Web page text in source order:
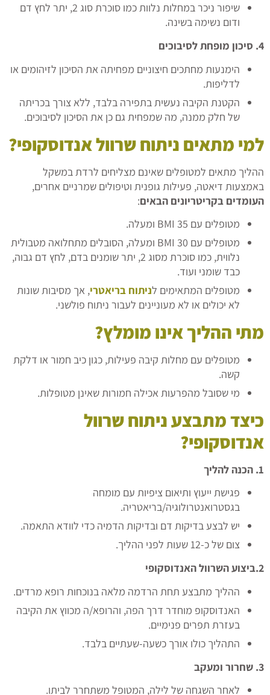
שיפור ניכר במחלות נלוות כמו סוכרת סוג 2, יתר לחץ דם
ודום נשימה בשינה.
4. סיכון מופחת לסיבוכים
הימנעות מחתכים חיצוניים מפחיתה את הסיכון לזיהומים או
לדליפות.
הקטנת הקיבה נעשית בתפירה בלבד, ללא צורך בכריתה
של חלק ממנה, מה שמפחית גם כן את הסיכון לסיבוכים.
למי מתאים ניתוח שרוול אנדוסקופי?
ההליך מתאים למטופלים שאינם מצליחים לרדת במשקל
באמצעות דיאטה, פעילות גופנית וטיפולים שמרניים אחרים,
העומדים בקריטריונים הבאים:
מטופלים עם BMI 35 ומעלה.
מטופלים עם BMI 30 ומעלה, הסובלים מתחלואה מטבולית
נלווית, כמו סוכרת מסוג 2, יתר שומנים בדם, לחץ דם גבוה,
כבד שומני ועוד.
מטופלים המתאימים לניתוח בריאטרי, אך מסיבות שונות
לא יכולים או לא מעוניינים לעבור ניתוח פולשני.
מתי ההליך אינו מומלץ?
מטופלים עם מחלות קיבה פעילות, כגון כיב חמור או דלקת
קשה.
מי שסובל מהפרעות אכילה חמורות שאינן מטופלות.
כיצד מתבצע ניתוח שרוול
אנדוסקופי?
1. הכנה להליך
פגישת ייעוץ ותיאום ציפיות עם מומחה
בגסטרואנטרולוגיה/בריאטריה.
יש לבצע בדיקות דם ובדיקות הדמיה כדי לוודא התאמה.
צום של כ-12 שעות לפני ההליך.
2. ביצוע השרוול האנדוסקופי
ההליך מתבצע תחת הרדמה מלאה בנוכחות רופא מרדים.
האנדוסקופ מוחדר דרך הפה, והרופא/ה מכווץ את הקיבה
בעזרת תפרים פנימיים.
התהליך כולו אורך כשעה-שעתיים בלבד.
3. שחרור ומעקב
לאחר השגחה של לילה, המטופל משתחרר לביתו.